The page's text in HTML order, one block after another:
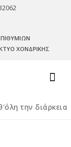
ΧΟΝΔΡΙΚΗΣ